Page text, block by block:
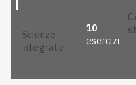
scienze
integrate
10
esercizi
contenuto riservato: accedi per